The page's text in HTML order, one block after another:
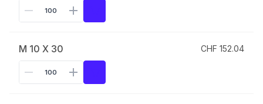
M 10 X 30 CHF 152.04